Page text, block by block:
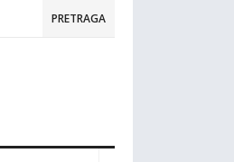
PRETRAGA